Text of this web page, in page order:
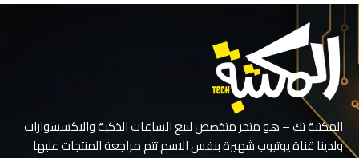
المكتبة تك – هو متجر متخصص لبيع الساعات الذكية والاكسسوارات
ولدينا قناة يوتيوب شهيرة بنفس الاسم تتم مراجعة المنتجات عليها